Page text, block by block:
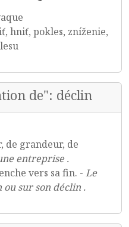
hniť, pokles, zníženie,
de": déclin
de grandeur, de
entreprise .
vers sa fin. - Le
sur son déclin .